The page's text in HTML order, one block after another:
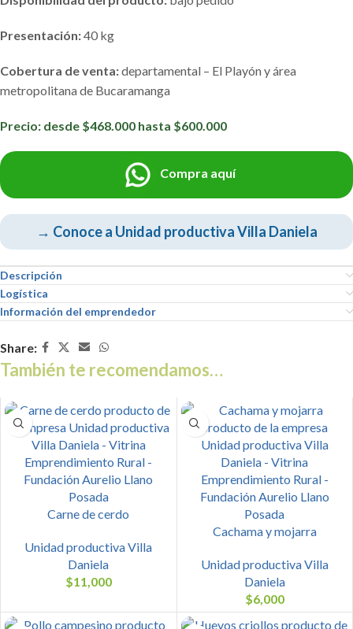
Presentación:40 kg
Cobertura de venta:departamental – El Playón y área
metropolitana de Bucaramanga
Precio: desde $468.000 hasta $600.000
Compra aquí
→ Conoce a Unidad productiva Villa Daniela
Descripción
Logística
Información del emprendedor
Share:
También te recomendamos…
Carne de cerdo
Unidad productiva Villa
Daniela
$11,000
Cachama y mojarra
Unidad productiva Villa
Daniela
$6,000